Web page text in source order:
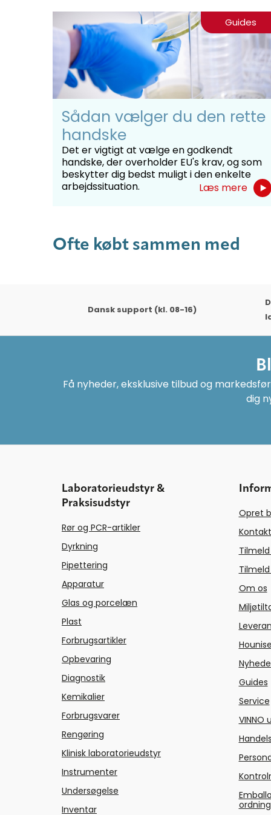
Guides
Sådan vælger du den rette
handske
Det er vigtigt at vælge en godkendt
handske, der overholder EU's krav, og som
beskytter dig bedst muligt i den enkelte
arbejdssituation.
Læs mere
Ofte købt sammen med
Dansk support (kl. 08-16)
Få nyheder, eksklusive tilbud og
dig
Laboratorieudstyr &
Praksisudstyr
Rør og PCR-artikler
Dyrkning
Pipettering
Apparatur
Glas og porcelæn
Plast
Forbrugsartikler
Opbevaring
Diagnostik
Kemikalier
Forbrugsvarer
Rengøring
Klinisk laboratorieudstyr
Instrumenter
Undersøgelse
Inventar
Opret
Om os
Guides
Service
VINNO
ordning